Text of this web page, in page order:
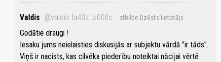
Valdis @valdis.fa40z1a000c atbilde Dzēsts lietotājs
Godātie draugi !
Iesaku jums neielaisties diskusijās ar subjektu vārdā "ir tāds".
Viņš ir nacists, kas cilvēka piederību noteiktai nācijai vērtē